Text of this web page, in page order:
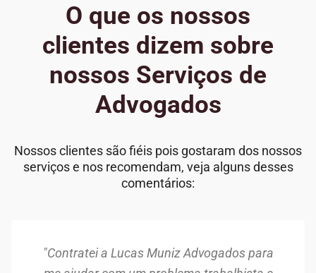
O que os nossos
clientes dizem sobre
nossos Serviços de
Advogados
Nossos clientes são fiéis pois gostaram dos nossos
serviços e nos recomendam, veja alguns desses
comentários:
"Contratei a Lucas Muniz Advogados para